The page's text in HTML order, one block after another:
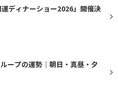
ディナーショー2026」開催決
ープの運勢｜朝日・真昼・夕